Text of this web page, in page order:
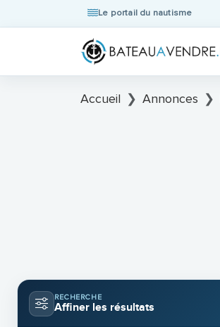
Le portail du nautisme
Accueil Annonces
RECHERCHE
Affiner les résultats